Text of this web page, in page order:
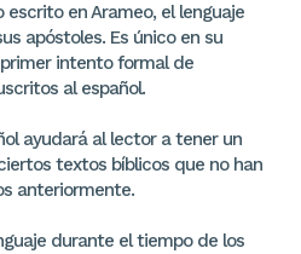
en Arameo, el lenguaje
apóstoles. Es único en su
intento formal de
al español.
ayudará al lector a tener un
textos bíblicos que no han
anteriormente.
durante el tiempo de los